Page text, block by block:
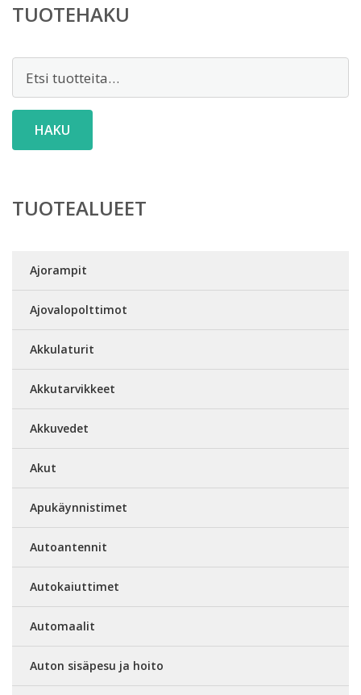
TUOTEHAKU
HAKU
TUOTEALUEET
Ajorampit
Ajovalopolttimot
Akkulaturit
Akkutarvikkeet
Akkuvedet
Akut
Apukäynnistimet
Autoantennit
Autokaiuttimet
Automaalit
Auton sisäpesu ja hoito